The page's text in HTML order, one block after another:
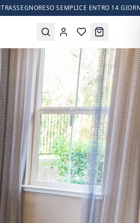
RESO SEMPLICE ENTRO 14